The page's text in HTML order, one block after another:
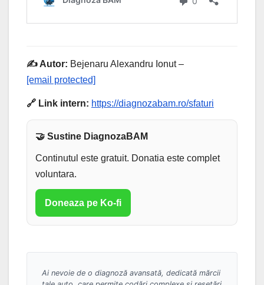
✍️ Autor: Bejenaru Alexandru Ionut –
[email protected]
🔗 Link intern: https://diagnozabam.ro/sfaturi
🤝 Sustine DiagnozaBAM
Continutul este gratuit. Donatia este complet
voluntara.
Doneaza pe Ko-fi
Ai nevoie de o diagnoză avansată, dedicată mărcii